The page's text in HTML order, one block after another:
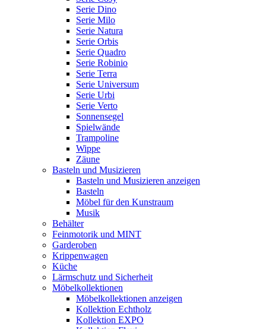
Serie Dino
Serie Milo
Serie Natura
Serie Orbis
Serie Quadro
Serie Robinio
Serie Terra
Serie Universum
Serie Urbi
Serie Verto
Sonnensegel
Spielwände
Trampoline
Wippe
Zäune
Basteln und Musizieren
Basteln und Musizieren anzeigen
Basteln
Möbel für den Kunstraum
Musik
Behälter
Feinmotorik und MINT
Garderoben
Krippenwagen
Küche
Lärmschutz und Sicherheit
Möbelkollektionen
Möbelkollektionen anzeigen
Kollektion Echtholz
Kollektion EXPO